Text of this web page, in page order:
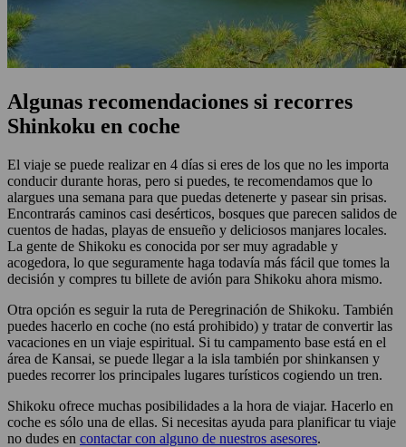
Algunas recomendaciones si recorres
Shinkoku en coche
El viaje se puede realizar en 4 días si eres de los que no les importa
conducir durante horas, pero si puedes, te recomendamos que lo
alargues una semana para que puedas detenerte y pasear sin prisas.
Encontrarás caminos casi desérticos, bosques que parecen salidos de
cuentos de hadas, playas de ensueño y deliciosos manjares locales.
La gente de Shikoku es conocida por ser muy agradable y
acogedora, lo que seguramente haga todavía más fácil que tomes la
decisión y compres tu billete de avión para Shikoku ahora mismo.
Otra opción es seguir la ruta de Peregrinación de Shikoku. También
puedes hacerlo en coche (no está prohibido) y tratar de convertir las
vacaciones en un viaje espiritual. Si tu campamento base está en el
área de Kansai, se puede llegar a la isla también por shinkansen y
puedes recorrer los principales lugares turísticos cogiendo un tren.
Shikoku ofrece muchas posibilidades a la hora de viajar. Hacerlo en
coche es sólo una de ellas. Si necesitas ayuda para planificar tu viaje
no dudes en contactar con alguno de nuestros asesores.